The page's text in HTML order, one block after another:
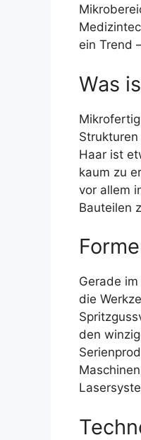
ein Trend
Was
Haar ist
kaum zu
vor allem
Bauteilen
Gerade
die
den